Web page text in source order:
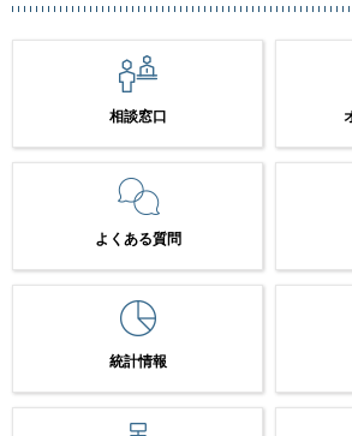
相談窓口
よくある質問
統計情報